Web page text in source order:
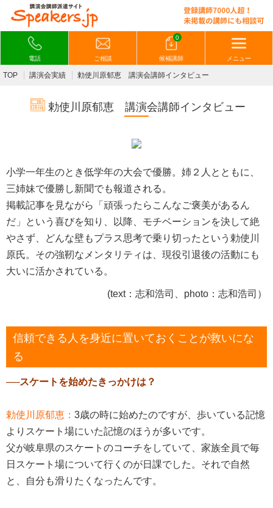
電話 ご相談
0
候補講師 メニュー
TOP 講演会実績 勅使川原郁恵 講演会講師インタビュー
勅使川原郁恵 講演会講師インタビュー
小学一年生のとき低学年の大会で優勝。姉２人とともに、
三姉妹で優勝し新聞でも報道される。
掲載記事を見ながら「頑張ったらこんなご褒美があるん
だ」という喜びを知り、以降、モチベーションを決して絶
やさず、どんな壁もプラス思考で乗り切ったという勅使川
原氏。その強靭なメンタリティは、現役引退後の活動にも
大いに活かされている。
(text：志和浩司、photo：志和浩司）
信頼できる人を身近に置いておくことが救いにな
る
──スケートを始めたきっかけは？
勅使川原郁恵： 3歳の時に始めたのですが、歩いている記憶
よりスケート場にいた記憶のほうが多いです。
父が岐阜県のスケートのコーチをしていて、家族全員で毎
日スケート場について行くのが日課でした。それで自然
と、自分も滑りたくなったんです。